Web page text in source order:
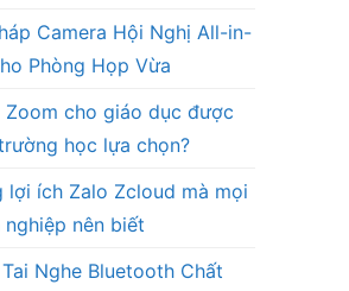
Camera Hội Nghị All-in-
Phòng Họp Vừa
Zoom cho giáo dục được
học lựa chọn?
lợi ích Zalo Zcloud mà mọi
nghiệp nên biết
Nghe Bluetooth Chất